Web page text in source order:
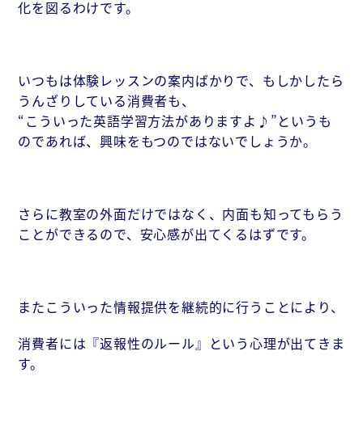
化を図るわけです。
いつもは体験レッスンの案内ばかりで、もしかしたら
うんざりしている消費者も、
“こういった英語学習方法がありますよ♪”というも
のであれば、興味をもつのではないでしょうか。
さらに教室の外面だけではなく、内面も知ってもらう
ことができるので、安心感が出てくるはずです。
またこういった情報提供を継続的に行うことにより、
消費者には『返報性のルール』という心理が出てきま
す。